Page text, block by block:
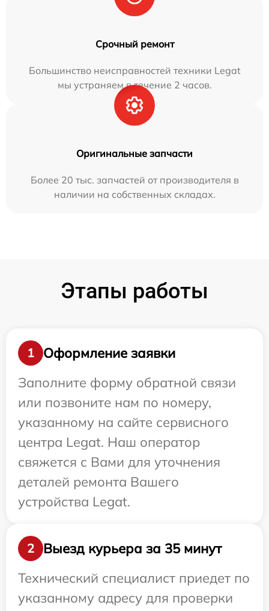
Срочный ремонт
Большинство неисправностей техники Legat
мы устраняем в течение 2 часов.
Оригинальные запчасти
Более 20 тыс. запчастей от производителя в
наличии на собственных складах.
Этапы работы
1
Оформление заявки
Заполните форму обратной связи
или позвоните нам по номеру,
указанному на сайте сервисного
центра Legat. Наш оператор
свяжется с Вами для уточнения
деталей ремонта Вашего
устройства Legat.
2
Выезд курьера за 35 минут
Технический специалист приедет по
указанному адресу для проверки